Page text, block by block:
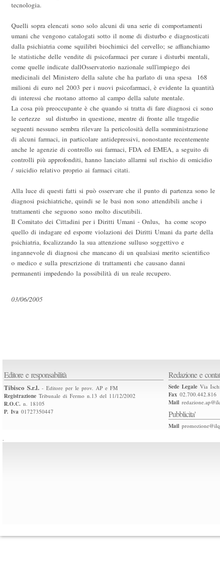
tecnologia.
Quelli sopra elencati sono solo alcuni di una serie di comportamenti
umani che vengono catalogati sotto il nome di disturbo e diagnosticati
dalla psichiatria come squilibri biochimici del cervello; se affianchiamo
le statistiche delle vendite di psicofarmaci per curare i disturbi mentali,
come quelle indicate dallOsservatorio nazionale sull'impiego dei
medicinali del Ministero della salute che ha parlato di una spesa 168
milioni di euro nel 2003 per i nuovi psicofarmaci, è evidente la quantità
di interessi che ruotano attorno al campo della salute mentale.
La cosa più preoccupante è che quando si tratta di fare diagnosi ci sono
le certezze sul disturbo in questione, mentre di fronte alle tragedie
seguenti nessuno sembra rilevare la pericolosità della somministrazione
di alcuni farmaci, in particolare antidepressivi, nonostante recentemente
anche le agenzie di controllo sui farmaci, FDA ed EMEA, a seguito di
controlli più approfonditi, hanno lanciato allarmi sul rischio di omicidio
/ suicidio relativo proprio ai farmaci citati.
Alla luce di questi fatti si può osservare che il punto di partenza sono le
diagnosi psichiatriche, quindi se le basi non sono attendibili anche i
trattamenti che seguono sono molto discutibili.
Il Comitato dei Cittadini per i Diritti Umani - Onlus, ha come scopo
quello di indagare ed esporre violazioni dei Diritti Umani da parte della
psichiatria, focalizzando la sua attenzione sulluso soggettivo e
ingannevole di diagnosi che mancano di un qualsiasi merito scientifico
o medico e sulla prescrizione di trattamenti che causano danni
permanenti impedendo la possibilità di un reale recupero.
03/06/2005
Editore e responsabilità
Tibisco S.r.l. - Editore per le prov. AP e FM
Registrazione Tribunale di Fermo n.13 del 11/12/2002
R.O.C. n. 18105
P. Iva 01727350447
Redazione e
Sede Legale Via
Fax 02.700.442.816
Mail
Pubblicita'
Mail
.